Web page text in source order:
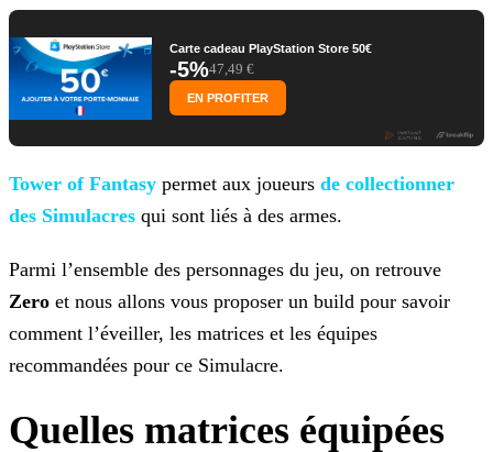
Carte cadeau PlayStation Store 50€
-5%47,49 €
EN PROFITER
Tower of Fantasy permet aux joueurs de collectionner
des Simulacres qui sont liés à des armes.
Parmi l’ensemble des personnages du jeu, on retrouve
Zero et nous allons vous proposer un build pour savoir
comment l’éveiller, les matrices et les équipes
recommandées pour ce Simulacre.
Quelles matrices équipées